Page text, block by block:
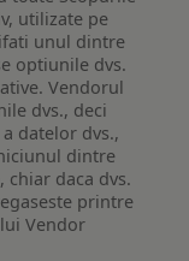
utilizate pe
unul dintre
optiunile dvs.
Vendorul
dvs., deci
datelor dvs.,
dintre
chiar daca dvs.
printre
Vendor